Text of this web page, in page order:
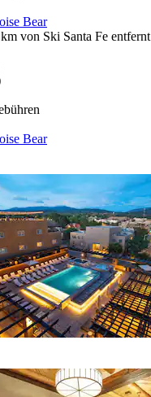
Bear
von Ski Santa Fe entfernt
Bear